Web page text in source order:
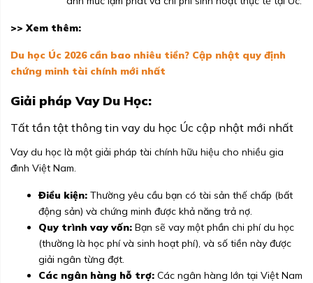
>> Xem thêm:
Du học Úc 2026 cần bao nhiêu tiền? Cập nhật quy định
chứng minh tài chính mới nhất
Giải pháp Vay Du Học:
Tất tần tật thông tin vay du học Úc cập nhật mới nhất
Vay du học là một giải pháp tài chính hữu hiệu cho nhiều gia
đình Việt Nam.
Điều kiện: Thường yêu cầu bạn có tài sản thế chấp (bất
động sản) và chứng minh được khả năng trả nợ.
Quy trình vay vốn: Bạn sẽ vay một phần chi phí du học
(thường là học phí và sinh hoạt phí), và số tiền này được
giải ngân từng đợt.
Các ngân hàng hỗ trợ: Các ngân hàng lớn tại Việt Nam